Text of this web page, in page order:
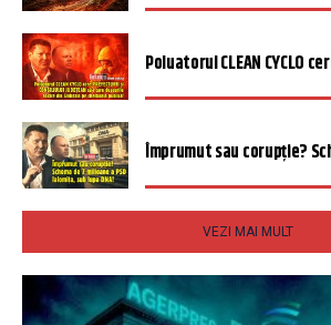
Poluatorul CLEAN CYCLO
Împrumut sau corupție?
VEZI MAI MULT